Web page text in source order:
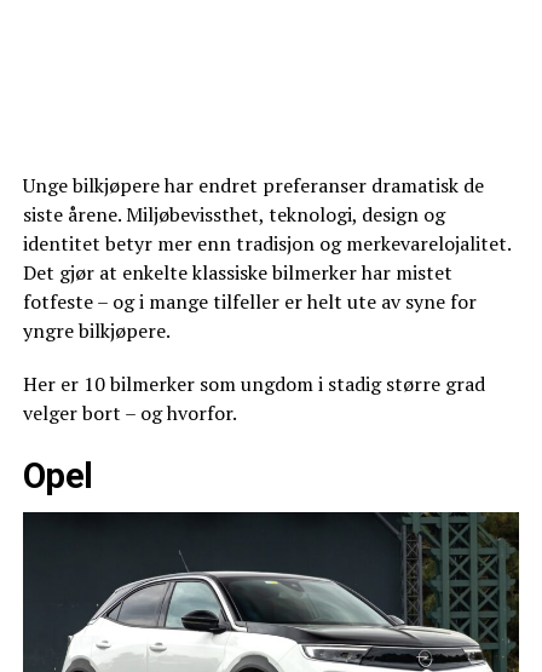
Unge bilkjøpere har endret preferanser dramatisk de
siste årene. Miljøbevissthet, teknologi, design og
identitet betyr mer enn tradisjon og merkevarelojalitet.
Det gjør at enkelte klassiske bilmerker har mistet
fotfeste – og i mange tilfeller er helt ute av syne for
yngre bilkjøpere.
Her er 10 bilmerker som ungdom i stadig større grad
velger bort – og hvorfor.
Opel